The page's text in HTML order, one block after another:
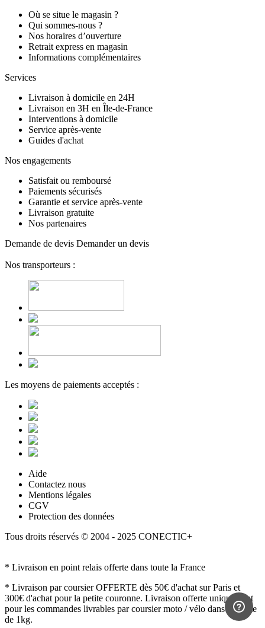
Où se situe le magasin ?
Qui sommes-nous ?
Nos horaires d’ouverture
Retrait express en magasin
Informations complémentaires
Services
Livraison à domicile en 24H
Livraison en 3H en Île-de-France
Interventions à domicile
Service après-vente
Guides d'achat
Nos engagements
Satisfait ou remboursé
Paiements sécurisés
Garantie et service après-vente
Livraison gratuite
Nos partenaires
Demande de devis Demander un devis
Nos transporteurs :
Les moyens de paiements acceptés :
Aide
Contactez nous
Mentions légales
CGV
Protection des données
Tous droits réservés © 2004 - 2025 CONECTIC+
* Livraison en point relais offerte dans toute la France
* Livraison par coursier OFFERTE dès 50€ d'achat sur Paris et
300€ d'achat pour la petite couronne. Livraison offerte uniquement
pour les commandes livrables par coursier moto / vélo dans la limite
de 1kg.